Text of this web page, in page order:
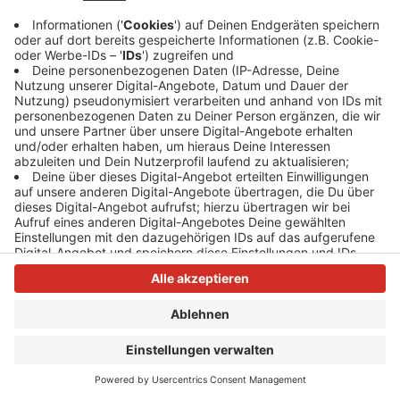
Anzeige
Anzeige
Anzeige